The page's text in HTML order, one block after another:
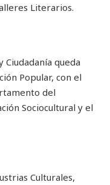
Literarios.
queda
Popular, con el
del
Sociocultural y el
Culturales,